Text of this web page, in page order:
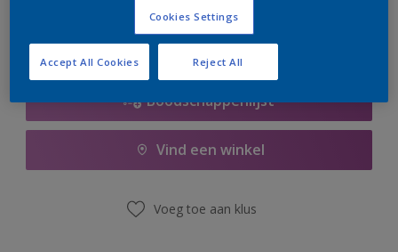
Boodschappenlijst
Vind een winkel
Voeg toe aan klus
Cookies Settings
Reject All
Accept All Cookies